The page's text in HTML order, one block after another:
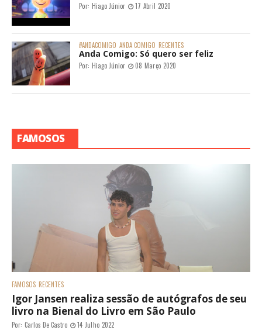
Por: Hiago Júnior 17 Abril 2020
#ANDACOMIGO ANDA COMIGO RECENTES
Anda Comigo: Só quero ser feliz
Por: Hiago Júnior 08 Março 2020
FAMOSOS
FAMOSOS RECENTES
Igor Jansen realiza sessão de autógrafos de seu
livro na Bienal do Livro em São Paulo
Por: Carlos De Castro 14 Julho 2022